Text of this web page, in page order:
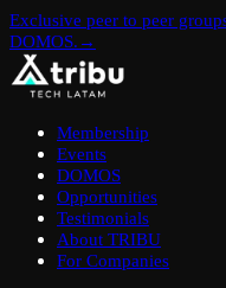
Exclusive peer to peer
DOMOS. →
Membership
Events
DOMOS
Opportunities
Testimonials
About TRIBU
For Companies